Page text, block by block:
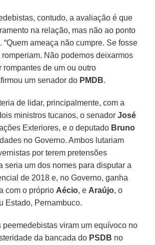
contudo, a avaliação é que
na relação, mas não ao ponto
“Quem ameaça não cumpre. Se fosse
romperiam. Não podemos deixarmos
rompantes de um ou outro
um senador do PMDB.
de lidar, principalmente, com a
ministros tucanos, o senador José
Exteriores, e o deputado Bruno
no Governo. Ambos lutariam
por terem pretensões
seria um dos nomes para disputar a
de 2018 e, no Governo, ganha
com o próprio Aécio, e Araújo, o
Estado, Pernambuco.
peemedebistas viram um equívoco no
da bancada do PSDB no